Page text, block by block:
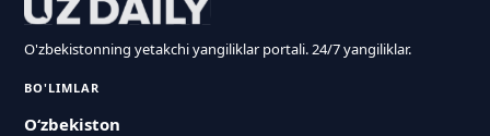
O'zbekistonning yetakchi yangiliklar portali. 24/7 yangiliklar.
BO'LIMLAR
O‘zbekiston